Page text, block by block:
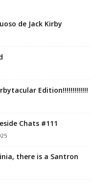
de Jack Kirby
Edition!!!!!!!!!!!!!
Chats #111
there is a Santron